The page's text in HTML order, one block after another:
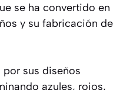
se ha convertido en
y su fabricación de
sus diseños
azules, rojos,